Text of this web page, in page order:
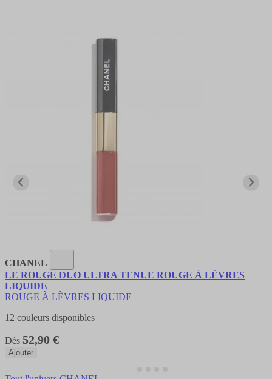
CHANEL
LE ROUGE DUO ULTRA TENUE ROUGE À LÈVRES
LIQUIDE
ROUGE À LÈVRES LIQUIDE
12 couleurs disponibles
Dès 52,90 €
Ajouter